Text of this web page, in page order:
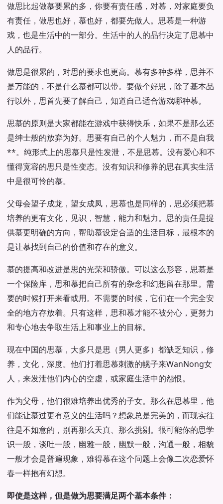
做思比起做慕要累的多，你要有责任感，对慕，对家庭要负
有责任，做思也好，慕也好，都要先做人。思慕是一种游
戏，也是生活中的一部分。生活中的人的品行决定了思慕中
人的品行。
做思是很累的，对思的要求也更高。慕有多种多样，思并不
是万能的，不是什么慕都可以带。要做个好思，除了基本品
行以外，思首先要了解自己，知道自己适合游戏哪种慕。
思慕的原则是大家都能在游戏中获得快乐，如果不是那么还
是绅士般的放弃为好。思要有自己的个人魅力，而不是自我
**。纯形式上的思慕只是性发泄，不是思慕。没有爱心和不
懂得宽容的思只是性变态。没有知识和修养的思在真实生活
中是很可怜的慕。
父母会望子成龙，望女成凤，思慕也是同样的，思必须把慕
培养的更有文化，见识，智慧，能力和魅力。思的责任是提
供慕更明确的方向，帮助慕设定合适的生活目标，最根本的
是让慕找到自己的价值和存在的意义。
慕的提高和改进是思的光荣和骄傲。可以这么形容，思慕是
一个保险库，思和慕把自己所有的杂念和幻想留在那里。需
要的时候打开来看或用。不需要的时候，它们在一个完全安
全的地方存放着。只有这样，思和慕才能不被分心，更努力
和专心地去争取生活上和事业上的目标。
现在中国的思慕，大多只是思（男人更多）都缺乏知识，修
养，文化，深度。他们打着思慕刺激的幌子来WanNong女
人，来发泄他们内心的空虚，或家庭生活中的怨恨。
作为父母，他们很难培养出优秀的子女。那么在思慕里，他
们能让慕过更有意义的生活吗？想象总是完美的，而现实往
往是不如意的，别再那么天真、那么挑剔。很可能你的思学
识一般，谈吐一般，幽雅一般，幽默一般，沟通一般，相貌
一般才会是普遍现象，难得慕在这个问题上会像二次恋爱怀
春一样抱有幻想。
即使是这样，但是做为思要满足两个基本条件：